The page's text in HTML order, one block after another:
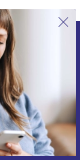
refurbed
personnelles